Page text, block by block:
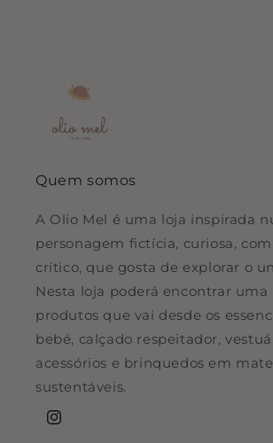
Quem somos
A Olio Mel é uma loja inspirada
personagem fictícia, curiosa,
crítico, que gosta de explorar o
Nesta loja poderá encontrar uma
produtos que vai desde os
bebé, calçado respeitador,
acessórios e brinquedos em
sustentáveis.
Instagram